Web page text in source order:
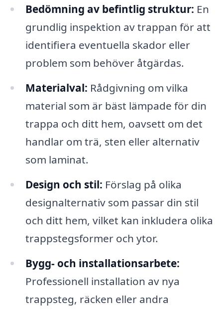
Bedömning av befintlig struktur: En
grundlig inspektion av trappan för att
identifiera eventuella skador eller
problem som behöver åtgärdas.
Materialval: Rådgivning om vilka
material som är bäst lämpade för din
trappa och ditt hem, oavsett om det
handlar om trä, sten eller alternativ
som laminat.
Design och stil: Förslag på olika
designalternativ som passar din stil
och ditt hem, vilket kan inkludera olika
trappstegsformer och ytor.
Bygg- och installationsarbete:
Professionell installation av nya
trappsteg, räcken eller andra